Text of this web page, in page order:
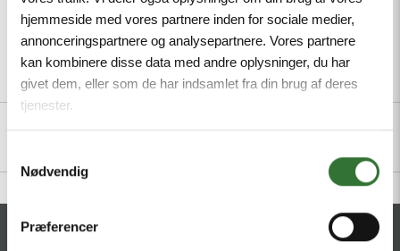
hjemmeside med vores partnere inden for sociale medier,
annonceringspartnere og analysepartnere. Vores partnere
kan kombinere disse data med andre oplysninger, du har
givet dem, eller som de har indsamlet fra din brug af deres
tjenester.
Nødvendig
Præferencer
Description Specifications Files
CONTACT